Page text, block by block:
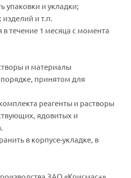
упаковки и укладки;
изделий и т.п.
течение 1 месяца с момента
и материалы
принятом для
реагенты и растворы
ядовитых и
в корпусе-укладке, в